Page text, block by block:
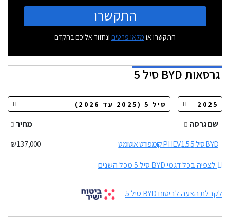
התקשרו
התקשרו או מלאו פרטים ונחזור אליכם בהקדם
גרסאותBYD סיל 5
שם גרסה
מחיר
BYD סיל 5 1.5 PHEV קומפורט אוטומט
137,000 ₪
לצפיה בכל דגמי BYD סיל 5 מכל השנים
לקבלת הצעה לביטוח BYD סיל 5